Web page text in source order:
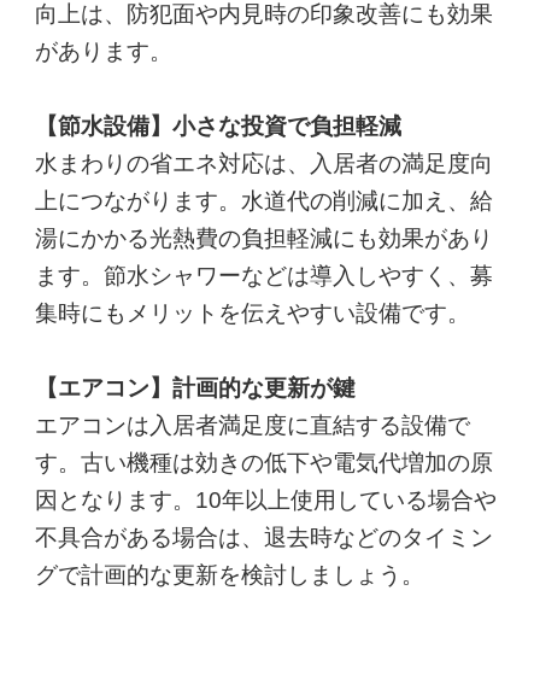
向上は、防犯面や内見時の印象改善にも効果
があります。
【節水設備】小さな投資で負担軽減
水まわりの省エネ対応は、入居者の満足度向
上につながります。水道代の削減に加え、給
湯にかかる光熱費の負担軽減にも効果があり
ます。節水シャワーなどは導入しやすく、募
集時にもメリットを伝えやすい設備です。
【エアコン】計画的な更新が鍵
エアコンは入居者満足度に直結する設備で
す。古い機種は効きの低下や電気代増加の原
因となります。10年以上使用している場合や
不具合がある場合は、退去時などのタイミン
グで計画的な更新を検討しましょう。